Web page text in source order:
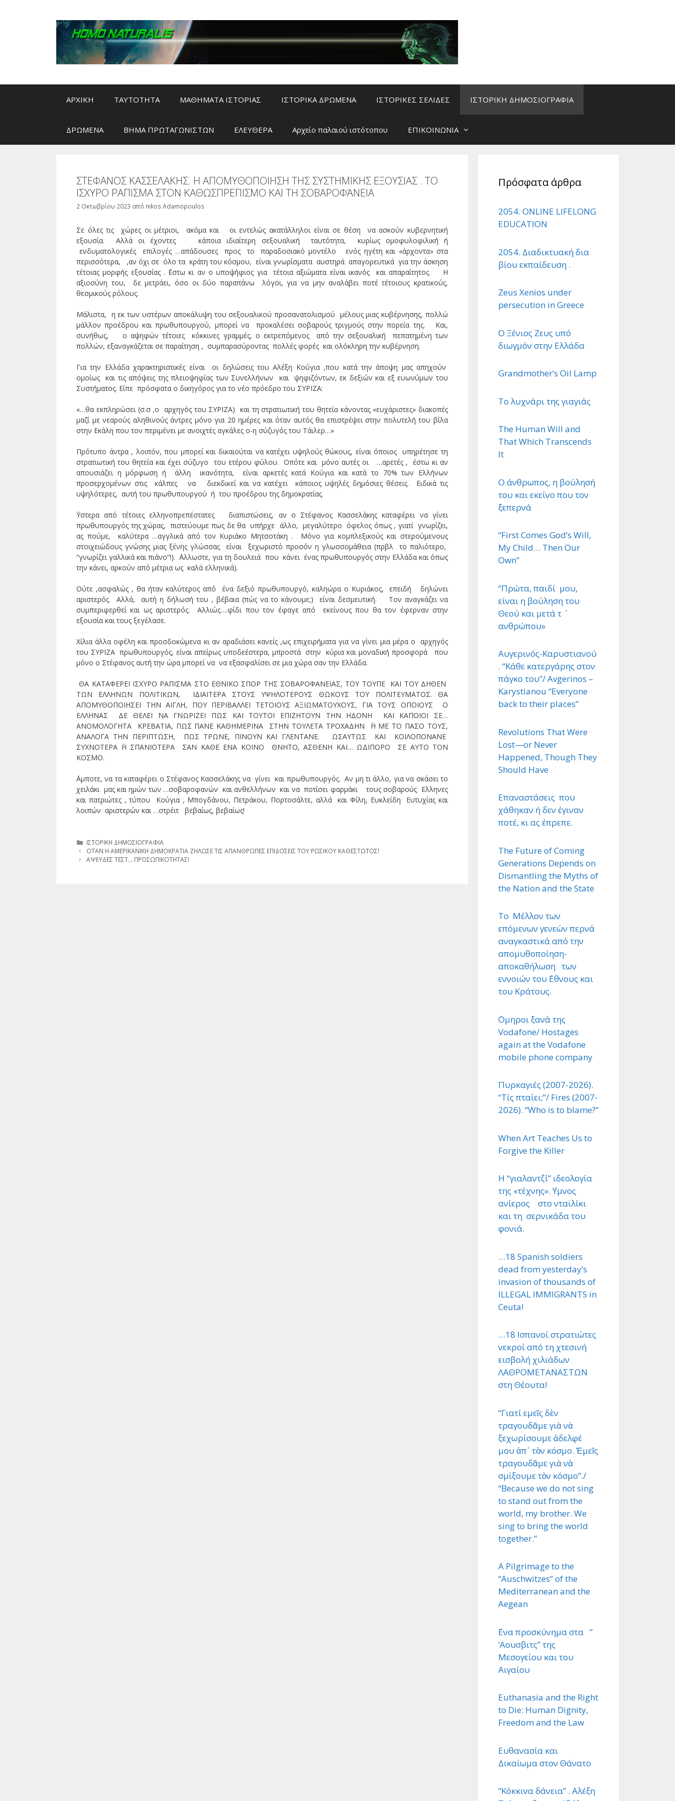
ΑΡΧΙΚΗ ΤΑΥΤΟΤΗΤΑ ΜΑΘΗΜΑΤΑ ΙΣΤΟΡΙΑΣ ΙΣΤΟΡΙΚΑ ΔΡΩΜΕΝΑ ΙΣΤΟΡΙΚΕΣ ΣΕΛΙΔΕΣ ΙΣΤΟΡΙΚΗ ΔΗΜΟΣΙΟΓΡΑΦΙΑ
ΔΡΩΜΕΝΑ ΒΗΜΑ ΠΡΩΤΑΓΩΝΙΣΤΩΝ ΕΛΕΥΘΕΡΑ Αρχείο παλαιού ιστότοπου ΕΠΙΚΟΙΝΩΝΙΑ
ΣΤΕΦΑΝΟΣ ΚΑΣΣΕΛΑΚΗΣ. Η ΑΠΟΜΥΘΟΠΟΙΗΣΗ ΤΗΣ ΣΥΣΤΗΜΙΚΗΣ ΕΞΟΥΣΙΑΣ . ΤΟ
ΙΣΧΥΡΟ ΡΑΠΙΣΜΑ ΣΤΟΝ ΚΑΘΩΣΠΡΕΠΙΣΜΟ ΚΑΙ ΤΗ ΣΟΒΑΡΟΦΆΝΕΙΑ
2 Οκτωβρίου 2023 από nikos Adamopoulos
Σε όλες τις χώρες οι μέτριοι, ακόμα και οι εντελώς ακατάλληλοι είναι σε θέση να ασκούν κυβερνητική
εξουσία. Αλλά οι έχοντες κάποια ιδιαίτερη σεξουαλική ταυτότητα, κυρίως ομοφυλοφιλική ή
ενδυματολογικές επιλογές …απάδουσες προς το παραδοσιακό μοντέλο ενός ηγέτη και «άρχοντα» στα
περισσότερα, ,αν όχι σε όλο τα κράτη του κόσμου, είναι γνωρίσματα αυστηρά απαγορευτικά για την άσκηση
τέτοιας μορφής εξουσίας . ΄Εστω κι αν ο υποψήφιος για τέτοια αξιώματα είναι ικανός και απαραίτητος. Η
αξιοσύνη του, δε μετράει, όσο οι δύο παραπάνω λόγοι, για να μην αναλάβει ποτέ τέτοιους κρατικούς,
θεσμικούς ρόλους.
Μάλιστα, η εκ των υστέρων αποκάλυψη του σεξουαλικού προσανατολισμού μέλους μιας κυβέρνησης, πολλώ
μάλλον προέδρου και πρωθυπουργού, μπορεί να προκαλέσει σοβαρούς τριγμούς στην πορεία της. Και,
συνήθως, ο αψηφών τέτοιες κόκκινες γραμμές, ο εκτρεπόμενος από την σεξουαλική πεπατημένη των
πολλών, εξαναγκάζεται σε παραίτηση , συμπαρασύροντας πολλές φορές και ολόκληρη την κυβέρνηση.
Για την Ελλάδα χαρακτηριστικές είναι οι δηλώσεις του Αλέξη Κούγια ,που κατά την άποψη μας απηχούν
ομοίως και τις απόψεις της πλειοψηφίας των Συνελλήνων και ψηφιζόντων, εκ δεξιών και εξ ευωνύμων του
Συστήματος. Είπε πρόσφατα ο δικηγόρος για το νέο πρόεδρο του ΣΥΡΙΖΑ:
«…θα εκπληρώσει (σ.σ ,ο αρχηγός του ΣΥΡΙΖΑ) και τη στρατιωτική του θητεία κάνοντας «ευχάριστες» διακοπές
μαζί με νεαρούς αληθινούς άντρες μόνο για 20 ημέρες και όταν αυτός θα επιστρέψει στην πολυτελή του βίλα
στην Εκάλη που τον περιμένει με ανοιχτές αγκάλες ο-η σύζυγός του Τάιλερ…»
Πρότυπο άντρα , λοιπόν, που μπορεί και δικαιούται να κατέχει υψηλούς θώκους, είναι όποιος υπηρέτησε τη
στρατιωτική του θητεία και έχει σύζυγο του ετέρου φύλου. Οπότε και μόνο αυτές οι …αρετές , έστω κι αν
απουσιάζει η μόρφωση ή άλλη ικανότητα, είναι αρκετές κατά Κούγια και κατά το 70% των Ελλήνων
προσερχομένων στις κάλπες να διεκδικεί και να κατέχει κάποιος υψηλές δημόσιες θέσεις. Ειδικά τις
υψηλότερες, αυτή του πρωθυπουργού ή του προέδρου της δημοκρατίας.
΄Υστερα από τέτοιες ελληνοπρεπέστατες διαπιστώσεις, αν ο Στέφανος Κασσελάκης καταφέρει να γίνει
πρωθυπουργός της χώρας, πιστεύουμε πως δε θα υπήρχε άλλο, μεγαλύτερο όφελος όπως , γιατί γνωρίζει,
ας πούμε, καλύτερα …αγγλικά από τον Κυριάκο Μητσοτάκη . Μόνο για κομπλεξικούς και στερούμενους
στοιχειώδους γνώσης μιας ξένης γλώσσας είναι ξεχωριστό προσόν η γλωσσομάθεια (πρβλ το παλιότερο,
“γνωρίζει γαλλικά και πιάνο”!). ΄Αλλωστε, για τη δουλειά που κάνει ένας πρωθυπουργός στην Ελλάδα και όπως
την κάνει, αρκούν από μέτρια ως καλά ελληνικά).
Ούτε ,ασφαλώς , θα ήταν καλύτερος από ένα δεξιό πρωθυπουργό, καληώρα ο Κυριάκος, επειδή δηλώνει
αριστερός. Αλλά, αυτή η δήλωσή του , βέβαια (πώς να το κάνουμε;) είναι δεσμευτική. Τον αναγκάζει να
συμπεριφερθεί και ως αριστερός. Αλλιώς….φίδι που τον έφαγε από εκείνους που θα τον έφερναν στην
εξουσία και τους ξεγέλασε.
Χίλια άλλα οφέλη και προσδοκώμενα κι αν αραδιάσει κανείς ,ως επιχειρήματα για να γίνει μια μέρα ο αρχηγός
του ΣΥΡΙΖΑ πρωθυπουργός, είναι απείρως υποδεέστερα, μπροστά στην κύρια και μοναδική προσφορά που
μόνο ο Στέφανος αυτή την ώρα μπορεί να να εξασφαλίσει σε μια χώρα σαν την Ελλάδα.
ΘΑ ΚΑΤΑΦΕΡΕΙ ΙΣΧΥΡΟ ΡΑΠΙΣΜΑ ΣΤΟ ΕΘΝΙΚΟ ΣΠΟΡ ΤΗΣ ΣΟΒΑΡΟΦΑΝΕΙΑΣ, ΤΟΥ ΤΟΥΠΕ ΚΑΙ ΤΟΥ ΔΗΘΕΝ
ΤΩΝ ΕΛΛΗΝΩΝ ΠΟΛΙΤΙΚΩΝ, ΙΔΙΑΙΤΕΡΑ ΣΤΟΥΣ ΥΨΗΛΟΤΕΡΟΥΣ ΘΩΚΟΥΣ ΤΟΥ ΠΟΛΙΤΕΥΜΑΤΟΣ. ΘΑ
ΑΠΟΜΥΘΟΠΟΙΗΣΕΙ ΤΗΝ ΑΙΓΛΗ, ΠΟΥ ΠΕΡΙΒΑΛΛΕΙ ΤΕΤΟΙΟΥΣ ΑΞΙΩΜΑΤΟΥΧΟΥΣ, ΓΙΑ ΤΟΥΣ ΟΠΟΙΟΥΣ Ο
ΕΛΛΗΝΑΣ ΔΕ ΘΕΛΕΙ ΝΑ ΓΝΩΡΙΖΕΙ ΠΩΣ ΚΑΙ ΤΟΥΤΟΙ ΕΠΙΖΗΤΟΥΝ ΤΗΝ ΗΔΟΝΗ ΚΑΙ ΚΑΠΟΙΟΙ ΣΕ…
ΑΝΟΜΟΛΟΓΗΤΑ ΚΡΕΒΑΤΙΑ, ΠΩΣ ΠΑΝΕ ΚΑΘΗΜΕΡΙΝΑ ΣΤΗΝ ΤΟΥΛΕΤΑ ΤΡΟΧΑΔΗΝ ΄Η ΜΕ ΤΟ ΠΑΣΟ ΤΟΥΣ,
ΑΝΑΛΟΓΑ ΤΗΝ ΠΕΡΙΠΤΩΣΗ, ΠΩΣ ΤΡΩΝΕ, ΠΙΝΟΥΝ ΚΑΙ ΓΛΕΝΤΑΝΕ. ΩΣΑΥΤΩΣ ΚΑΙ ΚΟΙΛΟΠΟΝΑΝΕ
ΣΥΧΝΟΤΕΡΑ ΄Η ΣΠΑΝΙΟΤΕΡΑ ΣΑΝ ΚΑΘΕ ΕΝΑ ΚΟΙΝΟ ΘΝΗΤΟ, ΑΣΘΕΝΗ ΚΑΙ… ΩΔΙΠΟΡΟ ΣΕ ΑΥΤΟ ΤΟΝ
ΚΟΣΜΟ.
΄Αμποτε, να τα καταφέρει ο Στέφανος Κασσελάκης να γίνει και πρωθυπουργός. Αν μη τι άλλο, για να σκάσει το
χειλάκι μας και ημών των …σοβαροφανών και ανθελλήνων και να ποτίσει φαρμάκι τους σοβαρούς Ελληνες
και πατριώτες , τύπου Κούγια , Μπογδάνου, Πετράκου, Πορτοσάλτε, αλλά και Φίλη, Ευκλείδη Ευτυχίας και
λοιπών αριστερών και …στρέιτ βεβαίως, βεβαίως!
Κατηγορίες
ΙΣΤΟΡΙΚΗ ΔΗΜΟΣΙΟΓΡΑΦΙΑ
ΟΤΑΝ Η ΑΜΕΡΙΚΑΝΙΚΗ ΔΗΜΟΚΡΑΤΙΑ ΖΗΛΩΣΕ ΤΙΣ ΑΠΑΝΘΡΩΠΕΣ ΕΠΙΔΟΣΕΙΣ ΤΟΥ ΡΩΣΙΚΟΥ ΚΑΘΕΣΤΩΤΟΣ!
ΑΨΕΥΔΕΣ ΤΕΣΤ… ΠΡΟΣΩΠΙΚΟΤΗΤΑΣ!
Πρόσφατα άρθρα
2054. ONLINE LIFELONG
EDUCATION
2054. Διαδικτυακή δια
βίου εκπαίδευση .
Zeus Xenios under
persecution in Greece
Ο Ξένιος Ζευς υπό
διωγμόν στην Ελλάδα
Grandmother’s Oil Lamp
Το λυχνάρι της γιαγιάς
The Human Will and
That Which Transcends
It
Ο άνθρωπος, η βούλησή
του και εκείνο που τον
ξεπερνά
“First Comes God’s Will,
My Child… Then Our
Own”
“Πρώτα, παιδί μου,
είναι η βούληση του
Θεού και μετά τ ΄
ανθρώπου»
Αυγερινός-Καρυστιανού
. “Κάθε κατεργάρης στον
πάγκο του”/ Avgerinos –
Karystianou “Εveryone
back to their places”
Revolutions That Were
Lost—or Never
Happened, Though They
Should Have
Επαναστάσεις που
χάθηκαν ή δεν έγιναν
ποτέ, κι ας έπρεπε.
The Future of Coming
Generations Depends on
Dismantling the Myths of
the Nation and the State
Το Μέλλον των
επόμενων γενεών περνά
αναγκαστικά από την
απομυθοποίηση-
αποκαθήλωση των
εννοιών του ΄Εθνους και
του Κράτους.
΄Ομηροι ξανά της
Vodafone/ Hostages
again at the Vodafone
mobile phone company
Πυρκαγιές (2007-2026).
“Τίς πταίει;”/ Fires (2007-
2026). “Who is to blame?”
When Art Teaches Us to
Forgive the Killer
Η “γιαλαντζί” ιδεολογία
της «τέχνης». ΄Υμνος
ανίερος στο νταϊλίκι
και τη σερνικάδα του
φονιά.
…18 Spanish soldiers
dead from yesterday’s
invasion of thousands of
ILLEGAL IMMIGRANTS in
Ceuta!
…18 Ισπανοί στρατιώτες
νεκροί από τη χτεσινή
εισβολή χιλιάδων
ΛΑΘΡΟΜΕΤΑΝΑΣΤΩΝ
στη Θέουτα!
“Γιατί εμεῖς δὲν
τραγουδᾶμε γιὰ νὰ
ξεχωρίσουμε ἀδελφέ
μου ἀπ᾿ τὸν κόσμο. Ἐμεῖς
τραγουδᾶμε γιὰ νὰ
σμίξουμε τὸν κόσμο”./
“Because we do not sing
to stand out from the
world, my brother. We
sing to bring the world
together.”
A Pilgrimage to the
“Auschwitzes” of the
Mediterranean and the
Aegean
΄Ενα προσκύνημα στα ”
‘Αουσβιτς” της
Μεσογείου και του
Αιγαίου
Euthanasia and the Right
to Die: Human Dignity,
Freedom and the Law
Ευθανασία και
Δικαίωμα στον Θάνατο
“Κόκκινα δάνεια” . Αλέξη